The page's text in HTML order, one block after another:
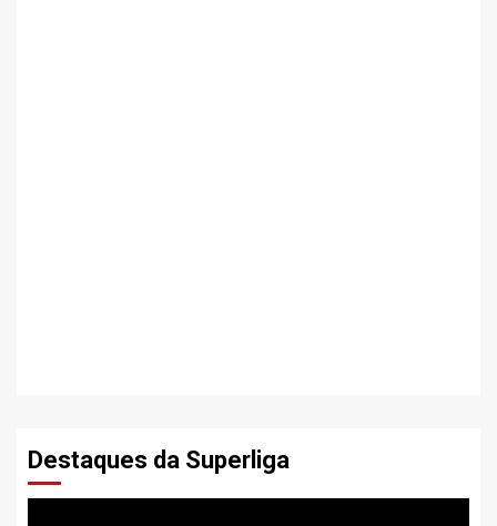
Destaques da Superliga